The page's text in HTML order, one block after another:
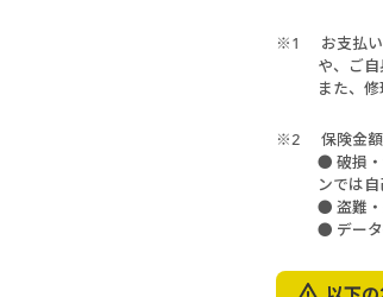
※1
お支払
や、ご
また、
※2
保険金
● 破損・
ンでは自
● 盗難・
● データ